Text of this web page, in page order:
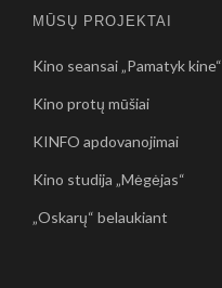
MŪSŲ PROJEKTAI
Kino seansai „Pamatyk kine“
Kino protų mūšiai
KINFO apdovanojimai
Kino studija „Mėgėjas“
„Oskarų“ belaukiant